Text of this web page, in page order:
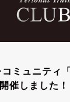
ミュニティ
催しました！